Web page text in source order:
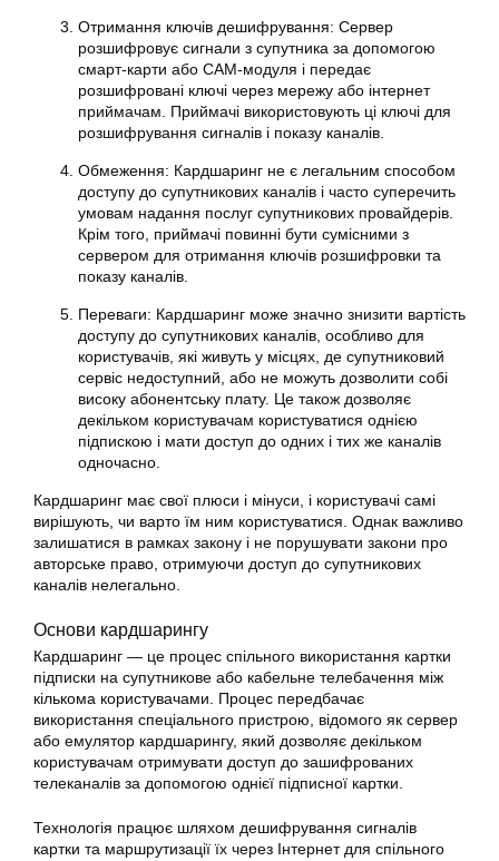
Отримання ключів дешифрування: Сервер
розшифровує сигнали з супутника за допомогою
смарт-карти або CAM-модуля і передає
розшифровані ключі через мережу або інтернет
приймачам. Приймачі використовують ці ключі для
розшифрування сигналів і показу каналів.
Обмеження: Кардшаринг не є легальним способом
доступу до супутникових каналів і часто суперечить
умовам надання послуг супутникових провайдерів.
Крім того, приймачі повинні бути сумісними з
сервером для отримання ключів розшифровки та
показу каналів.
Переваги: Кардшаринг може значно знизити вартість
доступу до супутникових каналів, особливо для
користувачів, які живуть у місцях, де супутниковий
сервіс недоступний, або не можуть дозволити собі
високу абонентську плату. Це також дозволяє
декільком користувачам користуватися однією
підпискою і мати доступ до одних і тих же каналів
одночасно.
Кардшаринг має свої плюси і мінуси, і користувачі самі
вирішують, чи варто їм ним користуватися. Однак важливо
залишатися в рамках закону і не порушувати закони про
авторське право, отримуючи доступ до супутникових
каналів нелегально.
Основи кардшарингу
Кардшаринг — це процес спільного використання картки
підписки на супутникове або кабельне телебачення між
кількома користувачами. Процес передбачає
використання спеціального пристрою, відомого як сервер
або емулятор кардшарингу, який дозволяє декільком
користувачам отримувати доступ до зашифрованих
телеканалів за допомогою однієї підписної картки.
Технологія працює шляхом дешифрування сигналів
картки та маршрутизації їх через Інтернет для спільного